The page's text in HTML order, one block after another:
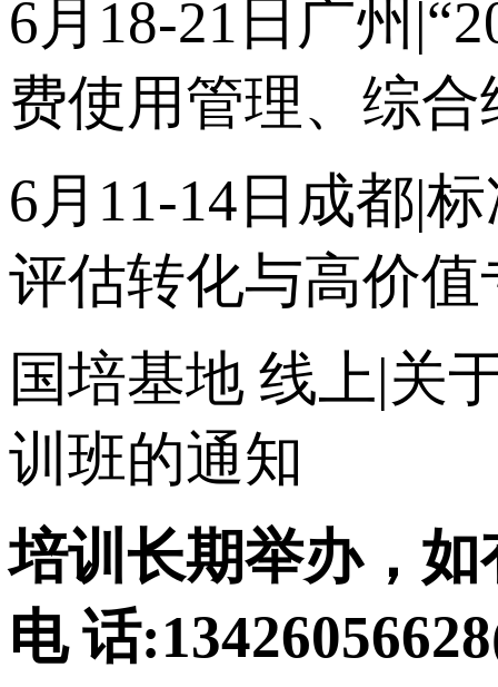
6月18-21日广州
费使用管理、综
6月11-14日成都|
评估转化与高价
国培基地 线上|关
训班的通知
培训长期举办，
电 话